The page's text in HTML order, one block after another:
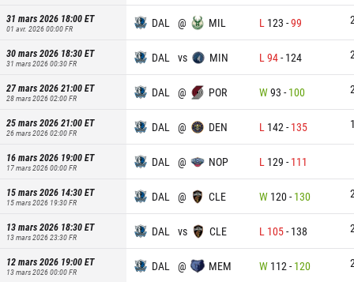
31 mars 2026 18:00ET
01 avr. 2026 00:00FR DAL @ MIL L 123 -99
30 mars 2026 18:30ET
31 mars 2026 00:30FR DAL vs MIN L 94- 124
27 mars 2026 21:00ET
28 mars 2026 02:00FR DAL @ POR W93 - 100
25 mars 2026 21:00ET
26 mars 2026 02:00FR DAL @ DEN L 142 - 135
16 mars 2026 19:00ET
17 mars 2026 00:00FR DAL @ NOP L 129 - 111
15 mars 2026 14:30ET
15 mars 2026 19:30FR DAL @ CLE W 120- 130
13 mars 2026 18:30ET
13 mars 2026 23:30FR DAL vs CLE L 105- 138
12 mars 2026 19:00ET
13 mars 2026 00:00FR DAL @ MEM W 112 - 120